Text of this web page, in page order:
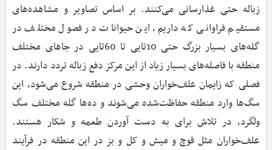
زباله حتی غذارسانی می‌کنند. بر اساس تصاویر و مشاهده‌های
مستقیم فراوانی که داریم، این حیوانات در فصول مختلف در
گله‌های بسیار بزرگ حتی 10تایی تا 60تایی در جاهای مختلف
منطقه با فاصله‌های بسیار زیاد از این مرکز دفع زباله تردد دارند. در
فصلی که زایمان علف‌خواران وحشی در منطقه شروع می‌شود، این
سگ‌ها وارد منطقه حفاظت‌شده می‌شوند و ده‌ها گله مختلف سگ
ولگرد، در تلاش برای به دست آوردن طعمه و شکار هستند.
علف‌خواران مثل قوچ و میش و کل و بز در این منطقه در فرآیند